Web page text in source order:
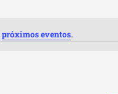
próximos eventos.